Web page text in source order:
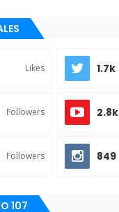
Likes 1.7k
Followers 2.8k
Followers 849
107